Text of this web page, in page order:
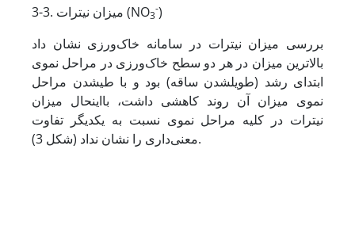
3-3. میزان نیترات (NO3
-)
بررسی میزان نیترات در سامانه خاک‌ورزی نشان داد
بالاترین میزان در هر دو سطح خاک‌ورزی در مراحل نموی
ابتدای رشد (طویل­شدن ساقه) بود و با طی­شدن مراحل
نموی میزان آن روند کاهشی داشت، با­این­حال میزان
نیترات در کلیه مراحل نموی نسبت به یکدیگر تفاوت
معنی‌داری را نشان نداد (شکل 3).